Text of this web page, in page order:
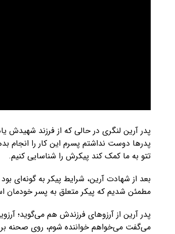
پدر آرین لنگری در حالی که از فرزند
پدرها دوست نداشتم پسرم این کار را
تتو به ما کمک کند پیکرش را شناسایی کنیم.​
بعد از شهادت آرین، شرایط پیکر به
مطمئن شدیم که پیکر متعلق به پسر خودمان
پدر آرین از آرزوهای فرزندش هم می‌گوید؛
می‌گفت می‌خواهم خواننده شوم، روی صحنه